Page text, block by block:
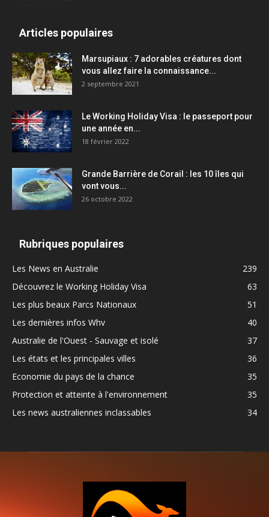
Articles populaires
Marsupiaux : 7 adorables créatures dont
vous allez faire la connaissance...
2 septembre 2021
Le Working Holiday Visa : le passeport pour
une année en...
18 février 2022
Grande Barrière de Corail : les 10 îles qui
vont vous...
26 octobre 2022
Rubriques populaires
Les News en Australie
239
Découvrez le Working Holiday Visa
63
Les plus beaux Parcs Nationaux
51
Les dernières infos Whv
40
Australie de l'Ouest - Sauvage et isolé
37
Les états et les principales villes
36
Economie du pays de la chance
35
Protection et atteinte à l'environnement
35
Les news australiennes inclassables
34